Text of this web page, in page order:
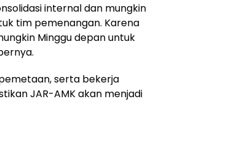
internal dan mungkin
tim pemenangan. Karena
Minggu depan untuk
serta bekerja
JAR-AMK akan menjadi